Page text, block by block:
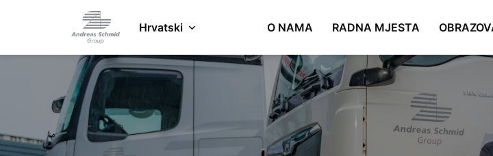
Startseite
Hrvatski O NAMA RADNA MJESTA